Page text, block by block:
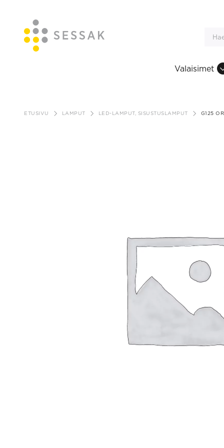
sisältöön
Valaisimet
ETUSIVU LAMPUT LED-LAMPUT, SISUSTUSLAMPUT G125